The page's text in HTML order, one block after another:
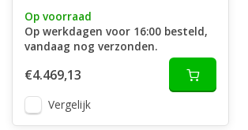
Op voorraad
Op werkdagen voor 16:00 besteld,
vandaag nog verzonden.
€4.469,13
Vergelijk